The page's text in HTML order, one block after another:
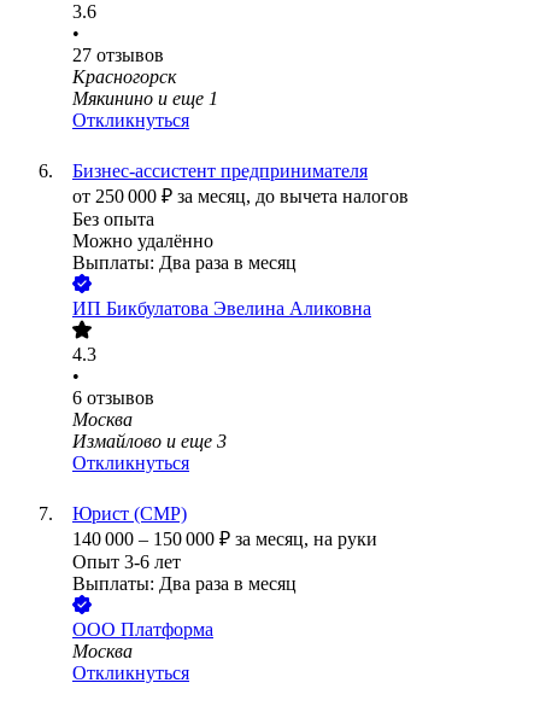
3.6
•
27 отзывов
Красногорск
Мякинино и еще 1
Откликнуться
Бизнес-ассистент предпринимателя
от 250 000 ₽ за месяц, до вычета налогов
Без опыта
Можно удалённо
Выплаты: Два раза в месяц
ИП Бикбулатова Эвелина Аликовна
4.3
•
6 отзывов
Москва
Измайлово и еще 3
Откликнуться
Юрист (СМР)
140 000 – 150 000 ₽ за месяц, на руки
Опыт 3-6 лет
Выплаты: Два раза в месяц
ООО Платформа
Москва
Откликнуться